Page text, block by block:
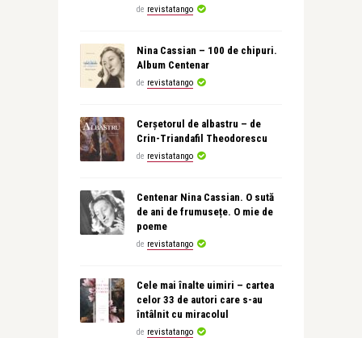
de revistatango
Nina Cassian – 100 de chipuri.
Album Centenar
de revistatango
Cerșetorul de albastru – de
Crin-Triandafil Theodorescu
de revistatango
Centenar Nina Cassian. O sută
de ani de frumusețe. O mie de
poeme
de revistatango
Cele mai înalte uimiri – cartea
celor 33 de autori care s-au
întâlnit cu miracolul
de revistatango